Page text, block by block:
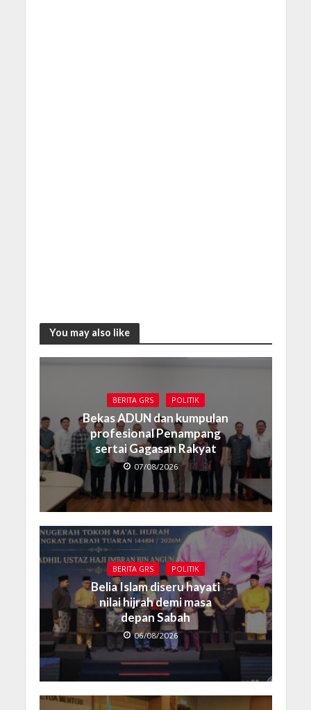
You may also like
BERITA GRS POLITIK
Bekas ADUN dan kumpulan
profesional Penampang
sertai Gagasan Rakyat
07/08/2026
BERITA GRS POLITIK
Belia Islam diseru hayati
nilai hijrah demi masa
depan Sabah
06/08/2026